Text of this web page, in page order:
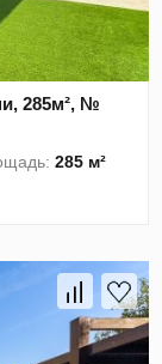
285м², №
285 м²